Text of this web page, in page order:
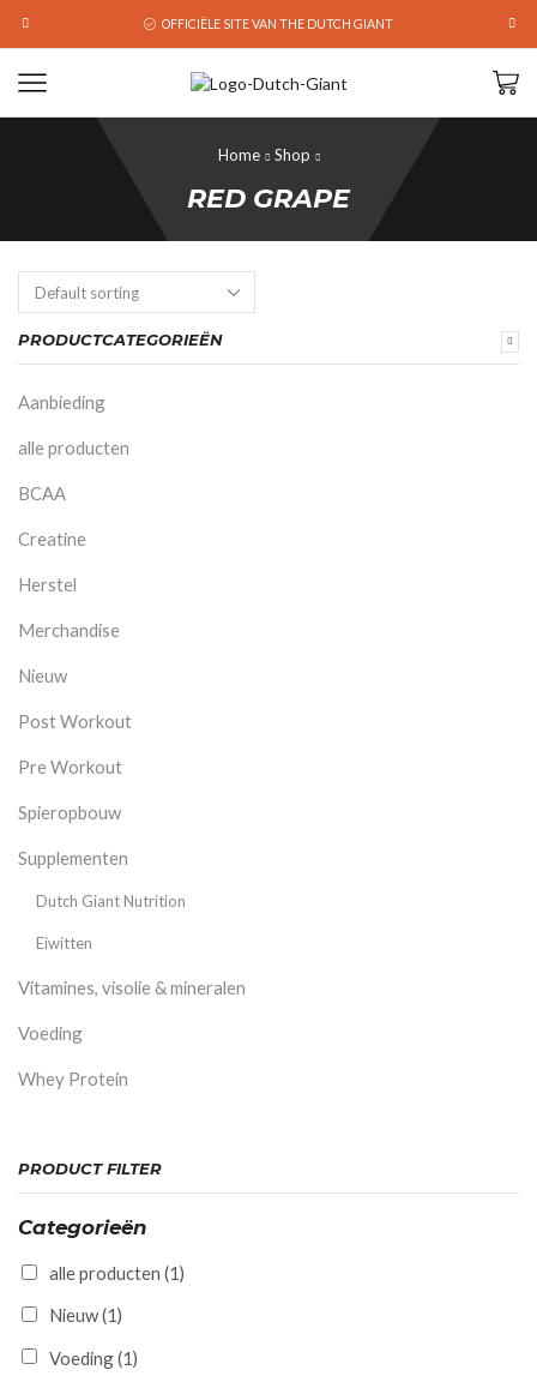
OFFICIËLE SITE VAN THE DUTCH GIANT
Home Shop
RED GRAPE
PRODUCTCATEGORIEËN
Aanbieding
alle producten
BCAA
Creatine
Herstel
Merchandise
Nieuw
Post Workout
Pre Workout
Spieropbouw
Supplementen
Dutch Giant Nutrition
Eiwitten
Vitamines, visolie & mineralen
Voeding
Whey Protein
PRODUCT FILTER
Categorieën
alle producten (1)
Nieuw(1)
Voeding(1)